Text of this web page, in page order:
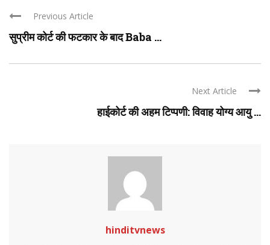
Previous Article
सुप्रीम कोर्ट की फटकार के बाद Baba ...
Next Article
हाईकोर्ट की अहम टिप्पणी: विवाह योग्य आयु ...
hinditvnews